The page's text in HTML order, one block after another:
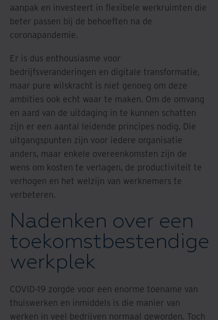
aanpak en investeert in flexibele werkruimten die
beter passen bij de behoeften na de
coronapandemie.
Er is dus enthousiasme voor
bedrijfsveranderingen en digitale transformatie,
maar pure wilskracht is niet genoeg om deze
ambities ook echt waar te maken. Om de omvang
en aard van de uitdaging in te kunnen schatten
zijn er een aantal leidende principes nodig. Die
uitgangspunten zijn voor iedere organisatie
anders, maar enkele overeenkomsten zijn de
wens om kosten te verlagen, de productiviteit te
verhogen en het welzijn van werknemers te
verbeteren.
Nadenken over een
toekomstbestendige
werkplek
COVID-19 zorgde voor een enorme toename van
thuiswerken en inmiddels is die manier van
werken in veel bedrijven normaal geworden. Toch